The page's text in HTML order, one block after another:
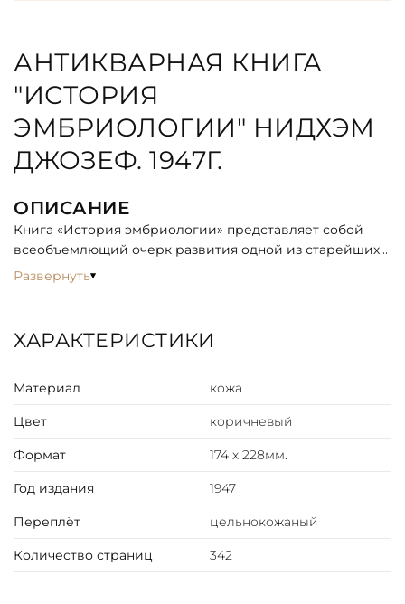
АНТИКВАРНАЯ КНИГА
"ИСТОРИЯ
ЭМБРИОЛОГИИ" НИДХЭМ
ДЖОЗЕФ. 1947Г.
ОПИСАНИЕ
Книга «История эмбриологии» представляет собой
всеобъемлющий очерк развития одной из старейших
и наиболее фундаментальных биологических
эволюцию представлений человека о жизни с момента
зачатия, начиная от древних философских наблюдений
мышления, до революционных открытий Нового
Развернуть
ХАРАКТЕРИСТИКИ
Материал кожа
Цвет коричневый
Формат 174 х 228мм.
Год издания 1947
Переплёт цельнокожаный
Количество страниц 342